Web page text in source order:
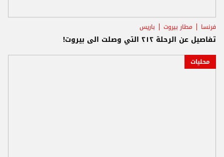
فرنسا مطار بيروت باريس
تفاصيل عن الرحلة ٢١٢ التي وصلت الى بيروت!
محليات